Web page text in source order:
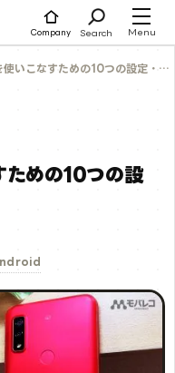
Company Search Menu
なすための10つの設定・便利機能
めの10つの設